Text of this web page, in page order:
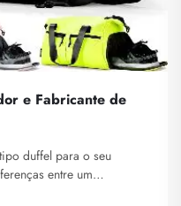
e Fabricante de
duffel para o seu
entre um